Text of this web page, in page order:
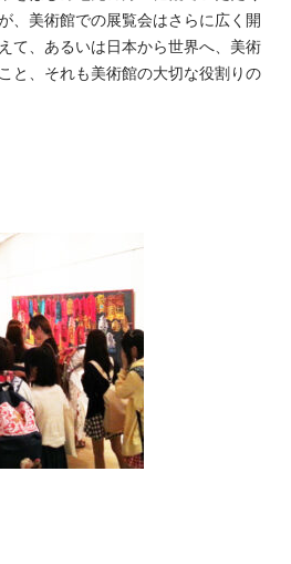
、美術館での展覧会はさらに広く開
て、あるいは日本から世界へ、美術
と、それも美術館の大切な役割りの